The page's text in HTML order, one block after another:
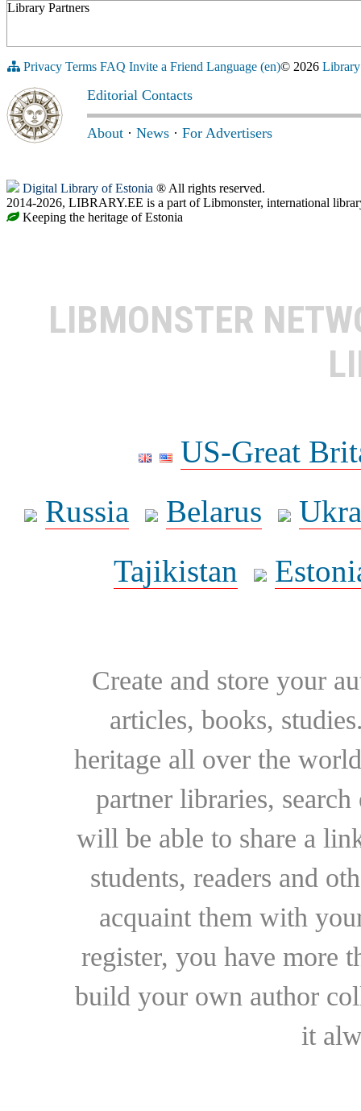
Library Partners
Privacy Terms FAQ Invite a Friend Language (en)© 2026
Editorial Contacts
About · News · For Advertisers
Digital Library of Estonia ® All rights reserved.
2014-2026, LIBRARY.EE is a part of Libmonster, international
Keeping the heritage of Estonia
LIBMONSTER
US-Great
Russia
Belarus
Tajikistan
Create and store your
articles, books,
heritage all over the
partner libraries,
will be able to share a
students, readers and
acquaint them with
register, you have more
build your own author
it